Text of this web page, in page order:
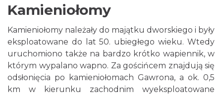
Kamieniołomy
Kamieniołomy należały do majątku dworskiego i były
eksploatowane do lat 50. ubiegłego wieku. Wtedy
uruchomiono także na bardzo krótko wapiennik, w
którym wypalano wapno. Za gościńcem znajdują się
odsłonięcia po kamieniołomach Gawrona, a ok. 0,5
km w kierunku zachodnim wyeksploatowane